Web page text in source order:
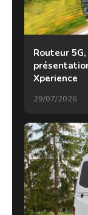
Routeur
Xperience
29/07/2026